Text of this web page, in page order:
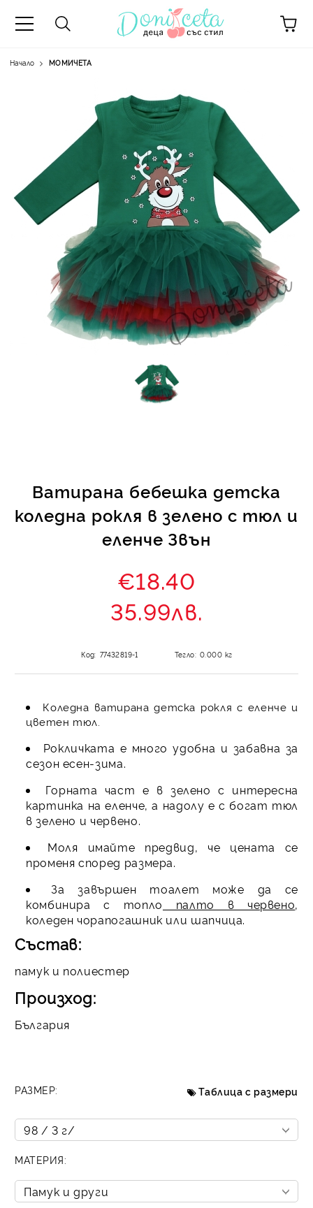
Начало МОМИЧЕТА
Ватирана бебешка детска
коледна рокля в зелено с тюл и
еленче Звън
€18.40
35.99лв.
Код: 77432819-1 Тегло: 0.000 кг
Коледна ватирана детска рокля с еленче и
цветен тюл.
Рокличката е много удобна и забавна за
сезон есен-зима.
Горната част е в зелено с интересна
картинка на еленче, а надолу е с богат тюл
в зелено и червено.
Моля имайте предвид, че цената се
променя според размера.
За завършен тоалет може да се
комбинира с топло палто в червено,
коледен чорапогашник или шапчица.
Състав:
памук и полиестер
Произход:
България
РАЗМЕР: Таблица с размери
МАТЕРИЯ: